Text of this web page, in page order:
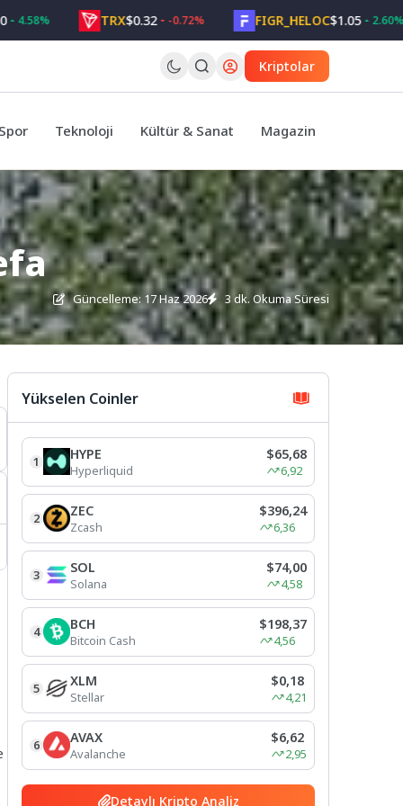
TRX$0.32 -0.72% FIGR_HELOC$1.05 2.60%
Kriptolar
Teknoloji Kültür & Sanat Magazin
Güncelleme: 17 Haz 2026 3 dk. Okuma Süresi
Yükselen Coinler
1 HYPE
Hyperliquid
$65,68
6,92
2 ZEC
Zcash
$396,24
6,36
3 SOL
Solana
$74,00
4,58
4 BCH
Bitcoin Cash
$198,37
4,56
5 XLM
Stellar
$0,18
4,21
6 AVAX
Avalanche
$6,62
2,95
Detaylı Kripto Analiz